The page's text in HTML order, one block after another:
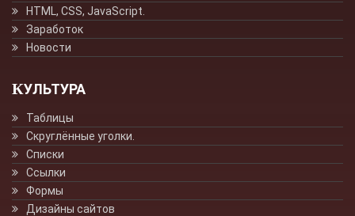
HTML, CSS, JavaScript.
Заработок
Новости
КУЛЬТУРА
Таблицы
Скруглённые уголки.
Списки
Ссылки
Формы
Дизайны сайтов